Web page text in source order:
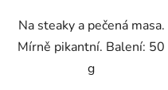
Na steaky a pečená masa.
Mírně pikantní. Balení: 50
g